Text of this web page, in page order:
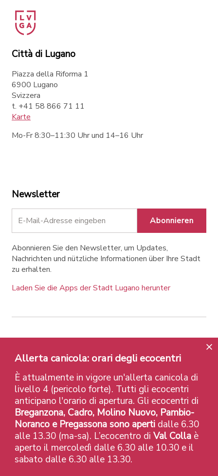
Città di Lugano
Piazza della Riforma 1
6900 Lugano
Svizzera
t. +41 58 866 71 11
Karte
Mo-Fr 8:30–11:30 Uhr und 14–16 Uhr
Newsletter
Abonnieren
Abonnieren Sie den Newsletter, um Updates,
Nachrichten und nützliche Informationen über Ihre Stadt
zu erhalten.
Laden Sie die Apps der Stadt Lugano herunter
Contatti Links
Rechtlicher Hinweis
Datenschutzrichtlinie
Labels und Auszeichnungen
Credits
© 2026 Città di Lugano
Allerta canicola: orari degli ecocentri
È attualmente in vigore un'allerta canicola di
livello 4 (pericolo forte). Tutti gli ecocentri
anticipano l'orario di apertura. Gli ecocentri di
Breganzona, Cadro, Molino Nuovo, Pambio-
Noranco e Pregassona sono aperti dalle 6.30
alle 13.30 (ma-sa). L’ecocentro di Val Colla è
aperto il mercoledì dalle 6.30 alle 10.30 e il
sabato dalle 6.30 alle 13.30.